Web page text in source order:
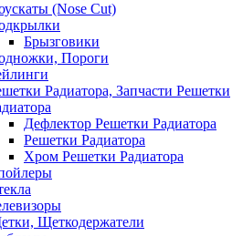
(Nose Cut)
Брызговики
Пороги
Радиатора, Запчасти Решетки
Дефлектор Решетки Радиатора
Решетки Радиатора
Хром Решетки Радиатора
Щеткодержатели